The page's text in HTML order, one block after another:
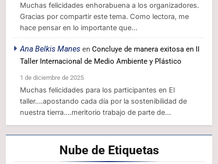
Muchas felicidades enhorabuena a los organizadores.
Gracias por compartir este tema. Como lectora, me
hace pensar en lo importante que…
Ana Belkis Manes en Concluye de manera exitosa en II
Taller Internacional de Medio Ambiente y Plástico
1 de diciembre de 2025
Muchas felicidades para los participantes en El
taller....apostando cada día por la sostenibilidad de
nuestra tierra....meritorio trabajo de parte de…
Nube de Etiquetas